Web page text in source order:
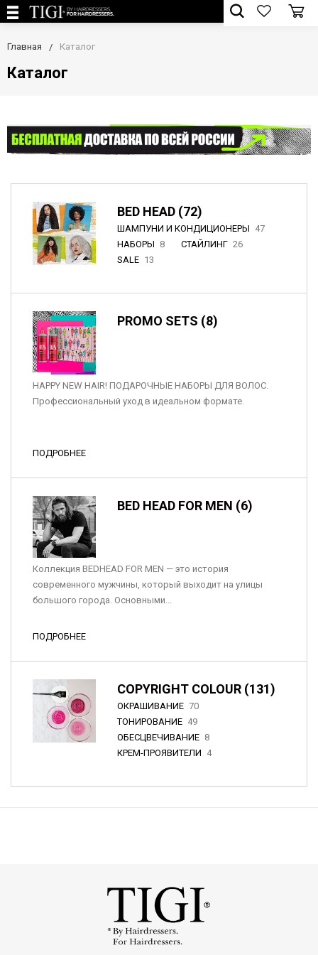
Главная Каталог
Каталог
BED HEAD (72)
ШАМПУНИ И КОНДИЦИОНЕРЫ 47
НАБОРЫ 8 СТАЙЛИНГ 26
SALE 13
PROMO SETS (8)
HAPPY NEW HAIR! ПОДАРОЧНЫЕ НАБОРЫ ДЛЯ ВОЛОС.
Профессиональный уход в идеальном формате.
ПОДРОБНЕЕ
BED HEAD FOR MEN (6)
Коллекция BEDHEAD FOR MEN — это история
современного мужчины, который выходит на улицы
большого города. Основными...
ПОДРОБНЕЕ
COPYRIGHT COLOUR (131)
ОКРАШИВАНИЕ 70
ТОНИРОВАНИЕ 49
ОБЕСЦВЕЧИВАНИЕ 8
КРЕМ-ПРОЯВИТЕЛИ 4